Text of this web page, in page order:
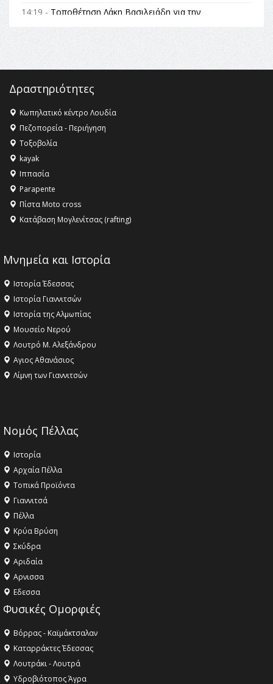
14:19 - Τοποθέτηση Λάκη Βασιλειάδη για την
Αναθεώρηση του Συντάγματος: «Σε τέτοιες κορυφαίες
θεσμικές διαδικασίες υπάρχει μόνο η ευθύνη απέναντι
στις επόμενες γενιές»
16:35 -Το πρόγραμμα του ΠΑΟΚ στον δεύτερο γύρο του
16:27 - Όλυμπος: Εντάχθηκε στον Κατάλογο Παγκόσμιας
Κληρονομιάς της UNESCO – Ομόφωνη η απόφαση Ο
Όλυμπος αναγνωρίστηκε ως φυσικό και πολιτιστικό
αγαθό εξέχουσας οικουμενικής αξίας για την
ανθρωπότητα
16:18 -
ΣΤΗΝ ΕΔΕΣΣΑ
Δραστηριότητες
Κωπηλατικό κέντρο Λουδία
Πεζοπορεία - Περιήγηση
Τοξοβολία
kayak
Ιππασία
Parapente
Πίστα Moto cross
Κατάβαση Μογλενίτσας (rafting)
Μνημεία και Ιστορία
Ιστορία Έδεσσας
Ιστορία Γιαννιτσών
Ιστορία της Αλμωπίας
Μουσείο Νερού
Λουτρό Μ. Αλεξάνδρου
Αγιος Αθανάσιος
Λίμνη των Γιαννιτσών
Νομός Πέλλας
Ιστορία
Αρχαία Πέλλα
Τοπικά Προϊόντα
Γιαννιτσά
Πέλλα
Κρύα Βρύση
Σκύδρα
Αριδαία
Aρνισσα
Eδεσσα
Φυσικές Ομορφιές
Βόρρας - Καϊμάκτσαλαν
Καταρράκτες Έδεσσας
Λουτράκι - Λουτρά
Υδροβιότοπος Άγρα